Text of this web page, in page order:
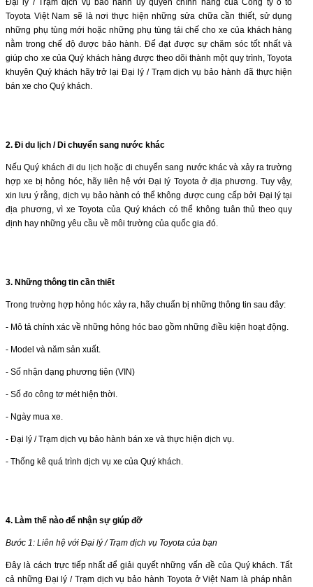
Toyota Việt Nam sẽ là nơi thực hiện những sửa chữa cần thiết, sử dụng
những phụ tùng mới hoặc những phụ tùng tái chế cho xe của khách hàng
nằm trong chế độ được bảo hành. Để đạt được sự chăm sóc tốt nhất và
giúp cho xe của Quý khách hàng được theo dõi thành một quy trình, Toyota
khuyên Quý khách hãy trở lại Đại lý / Trạm dịch vụ bảo hành đã thực hiện
bán xe cho Quý khách.
2. Ði du lịch / Di chuyển sang nước khác
Nếu Quý khách đi du lịch hoặc di chuyển sang nước khác và xảy ra trường
hợp xe bị hỏng hóc, hãy liên hệ với Ðại lý Toyota ở địa phương. Tuy vậy,
xin lưu ý rằng, dịch vụ bảo hành có thể không được cung cấp bởi Đại lý tại
địa phương, vì xe Toyota của Quý khách có thể không tuân thủ theo quy
định hay những yêu cầu về môi trường của quốc gia đó.
3. Những thông tin cần thiết
Trong trường hợp hỏng hóc xảy ra, hãy chuẩn bị những thông tin sau đây:
- Mô tả chính xác về những hỏng hóc bao gồm những điều kiện hoạt động.
- Model và năm sản xuất.
- Số nhận dạng phương tiện (VIN)
- Số đo công tơ mét hiện thời.
- Ngày mua xe.
- Ðại lý / Trạm dịch vụ bảo hành bán xe và thực hiện dịch vụ.
- Thống kê quá trình dịch vụ xe của Quý khách.
4. Làm thế nào để nhận sự giúp đỡ
Bước 1: Liên hệ với Đại lý / Trạm dịch vụ Toyota của bạn
Đây là cách trực tiếp nhất để giải quyết những vấn đề của Quý khách. Tất
cả những Đại lý / Trạm dịch vụ bảo hành Toyota ở Việt Nam là pháp nhân